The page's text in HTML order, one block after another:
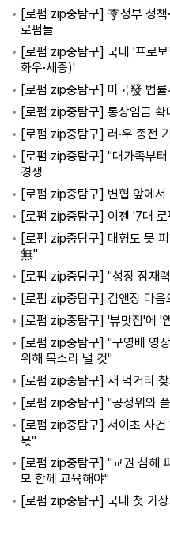
[로펌 zip중탐구] 李정부 정책
로펌들
[로펌 zip중탐구] 국내 '프로보
화우·세종)'
[로펌 zip중탐구] 미국發 법
[로펌 zip중탐구] 통상임금
[로펌 zip중탐구] 러·우 종전
[로펌 zip중탐구] "대가족부
경쟁
[로펌 zip중탐구] 변협 앞에
[로펌 zip중탐구] 이젠 '7대
[로펌 zip중탐구] 대형도 못
無"
[로펌 zip중탐구] "성장 잠재
[로펌 zip중탐구] 김앤장 다
[로펌 zip중탐구] '뷰맛집'에 '
[로펌 zip중탐구] "구영배 영
위해 목소리 낼 것"
[로펌 zip중탐구] 새 먹거리
[로펌 zip중탐구] "공정위와
[로펌 zip중탐구] 서이초 사
몫"
[로펌 zip중탐구] "교권 침해
모 함께 교육해야"
[로펌 zip중탐구] 국내 첫 가